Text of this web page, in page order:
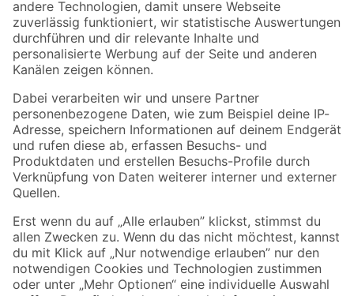
Zur Newsletter Anmeldung
Folge uns
Zahlungsarten Versandarten
Sicher einkaufen
Jetzt die toom-App herunterladen